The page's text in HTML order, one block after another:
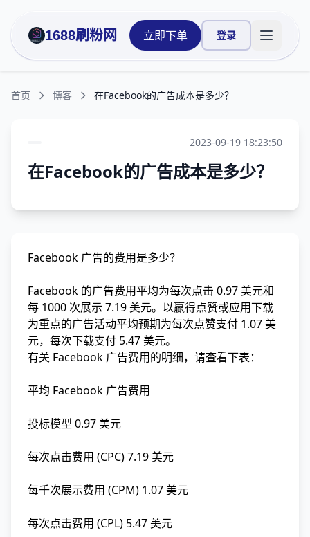
1688刷粉网 立即下单 登录 打开主
首页 博客 在Facebook的广告成本是多少？
2023-09-19 18:23:50
在Facebook的广告成本是多少？
Facebook 广告的费用是多少？
Facebook 的广告费用平均为每次点击 0.97 美元和
每 1000 次展示 7.19 美元。以赢得点赞或应用下载
为重点的广告活动平均预期为每次点赞支付 1.07 美
元，每次下载支付 5.47 美元。
有关 Facebook 广告费用的明细，请查看下表：
平均 Facebook 广告费用
投标模型 0.97 美元
每次点击费用 (CPC) 7.19 美元
每千次展示费用 (CPM) 1.07 美元
每次点击费用 (CPL) 5.47 美元